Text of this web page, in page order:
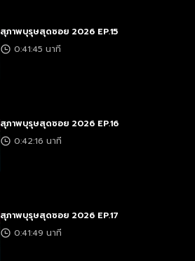
สุภาพบุรุษสุดซอย 2026 EP.15
0:41:45 นาที
สุภาพบุรุษสุดซอย 2026 EP.16
0:42:16 นาที
สุภาพบุรุษสุดซอย 2026 EP.17
0:41:49 นาที